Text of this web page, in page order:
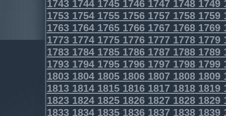
1743174417451746174717481749
1753175417551756175717581759
1763176417651766176717681769
1773177417751776177717781779
1783178417851786178717881789
1793179417951796179717981799
1803180418051806180718081809
1813181418151816181718181819
1823182418251826182718281829
1833183418351836183718381839